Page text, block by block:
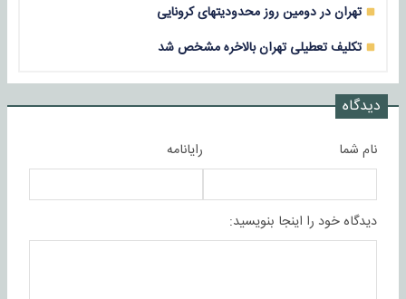
تهران در دومین روز محدودیتهای کرونایی
تکلیف تعطیلی تهران بالاخره مشخص شد
دیدگاه
نام شما رایانامه
دیدگاه خود را اینجا بنویسید: